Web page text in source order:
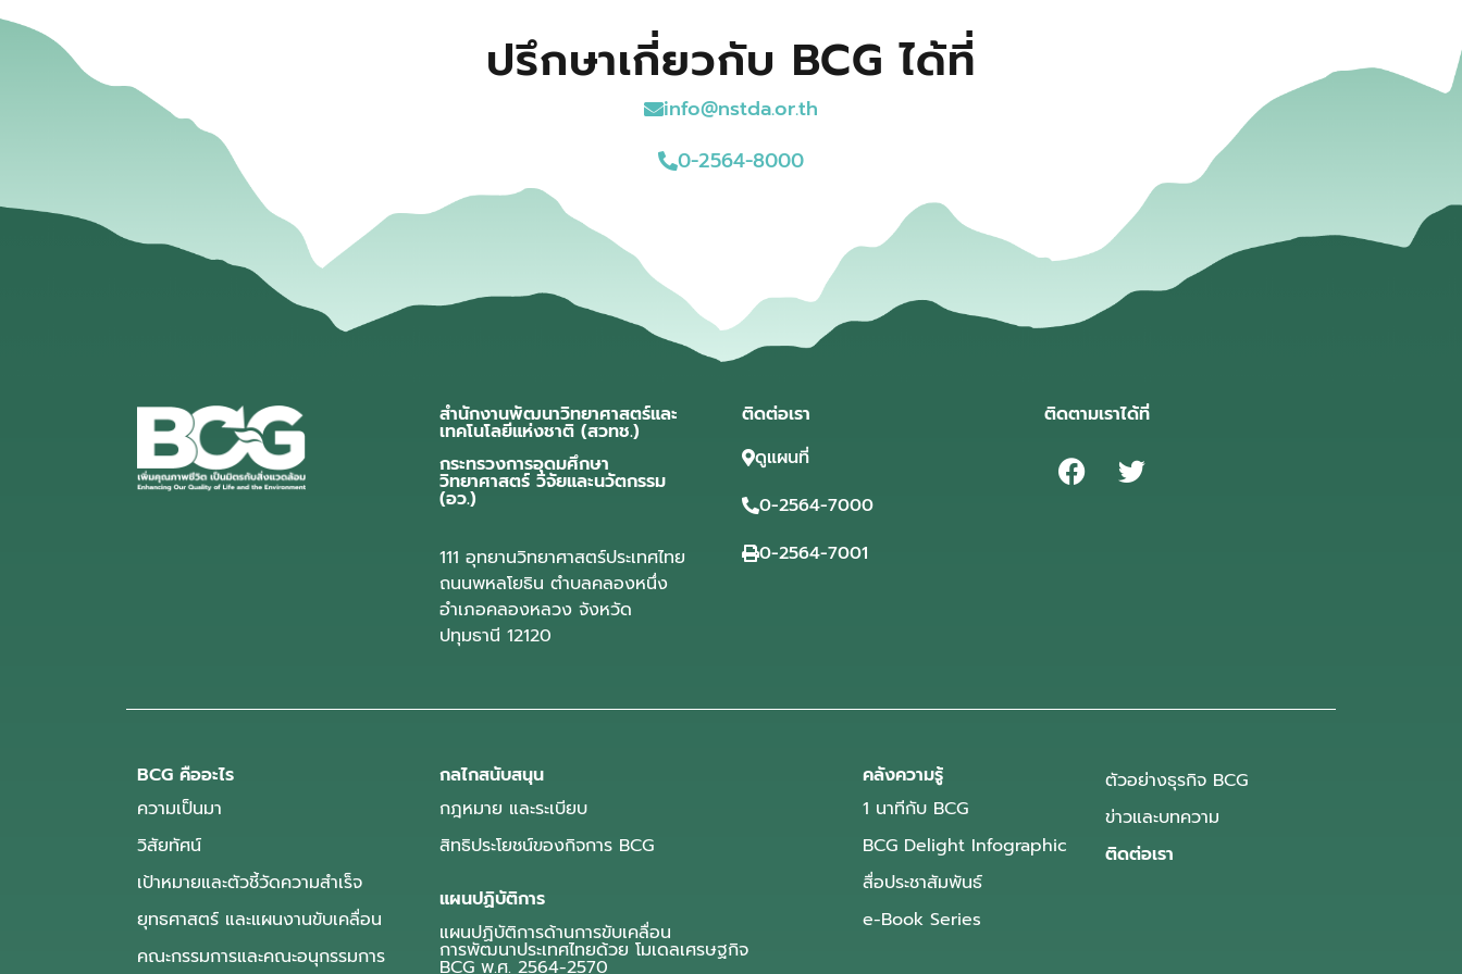
ปรึกษาเกี่ยวกับ BCG ได้ที่
info@nstda.or.th
0-2564-8000
สำนักงานพัฒนาวิทยาศาสตร์และ
เทคโนโลยีแห่งชาติ (สวทช.)
กระทรวงการอุดมศึกษา
วิทยาศาสตร์ วิจัยและนวัตกรรม
(อว.)
111 อุทยานวิทยาศาสตร์ประเทศไทย
ถนนพหลโยธิน ตำบลคลองหนึ่ง
อำเภอคลองหลวง จังหวัด
ปทุมธานี 12120
ติดต่อเรา
ดูแผนที่
0-2564-7000
0-2564-7001
ติดตามเราได้ที่
BCG คืออะไร
ความเป็นมา
วิสัยทัศน์
เป้าหมายและตัวชี้วัดความสำเร็จ
ยุทธศาสตร์ และแผนงานขับเคลื่อน
คณะกรรมการและคณะอนุกรรมการ
กลไกสนับสนุน
กฎหมาย และระเบียบ
สิทธิประโยชน์ของกิจการ BCG
แผนปฏิบัติการ
แผนปฏิบัติการด้านการขับเคลื่อน
การพัฒนาประเทศไทยด้วย โมเดลเศรษฐกิจ
BCG พ.ศ. 2564-2570
คลังความรู้
1 นาทีกับ BCG
BCG Delight Infographic
สื่อประชาสัมพันธ์
e-Book Series
ตัวอย่างธุรกิจ BCG
ข่าวและบทความ
ติดต่อเรา